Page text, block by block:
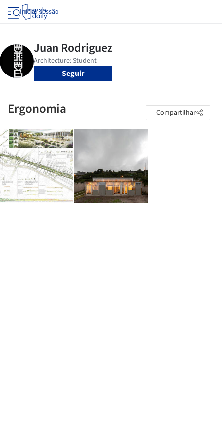
Iniciar sessão
Seguir
Ergonomia Compartilhar